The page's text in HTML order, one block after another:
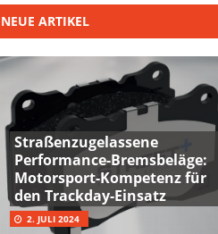
NEUE ARTIKEL
Straßenzugelassene
Performance-Bremsbeläge:
Motorsport-Kompetenz für
den Trackday-Einsatz
2. JULI 2024